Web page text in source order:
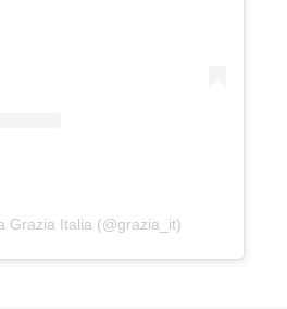
Grazia Italia (@grazia_it)